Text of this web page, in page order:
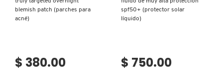
blemish patch (parches para
acné)
$ 380.00
spf50+ (protector solar
líquido)
$ 750.00